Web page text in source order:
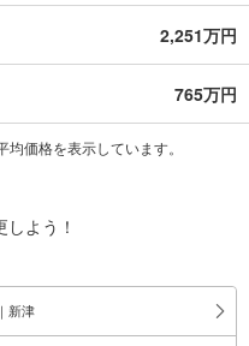
2,251万円
765万円
価格を表示しています。
よう！
新津